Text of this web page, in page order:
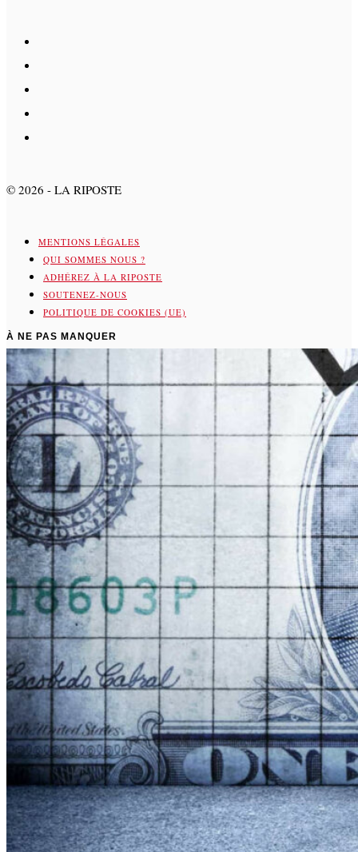
© 2026 - LA RIPOSTE
MENTIONS LÉGALES
QUI SOMMES NOUS ?
ADHÉREZ À LA RIPOSTE
SOUTENEZ-NOUS
POLITIQUE DE COOKIES (UE)
À NE PAS MANQUER